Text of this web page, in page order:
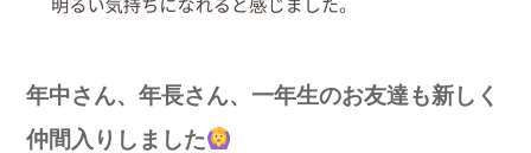
年中さん、年長さん、一年生のお友達も新しく
仲間入りしました